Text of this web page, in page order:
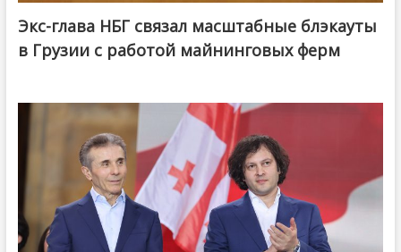
Экс-глава НБГ связал масштабные блэкауты
в Грузии с работой майнинговых ферм